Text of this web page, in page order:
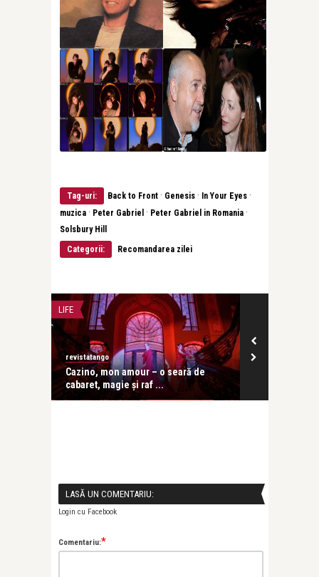
Tag-uri: Back to Front · Genesis · In Your Eyes ·
muzica · Peter Gabriel · Peter Gabriel in Romania ·
Solsbury Hill
Categorii:
Recomandarea zilei
LIFE
revistatango
Cazino, mon amour – o seară de
cabaret, magie și raf ...
LASĂ UN COMENTARIU:
Login cu Facebook
Comentariu:*